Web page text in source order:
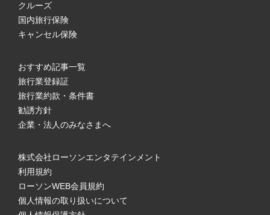
クルーズ
国内旅行保険
キャンセル保険
おすすめ記事一覧
旅行業登録証
旅行業約款・条件書
勧誘方針
企業・法人のみなさまへ
株式会社ローソンエンタテインメント
利用規約
ローソンWEB会員規約
個人情報の取り扱いについて